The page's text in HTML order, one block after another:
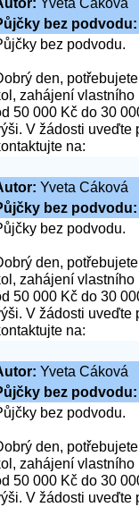
bez podvodu:
bez podvodu.
den,
zahájení
50 000 Kč do 30
V žádosti uveďte
na:
Yveta Cáková
bez podvodu:
bez podvodu.
den,
zahájení
50 000 Kč do 30
V žádosti uveďte
na:
Yveta Cáková
bez podvodu:
bez podvodu.
den,
zahájení
50 000 Kč do 30
V žádosti uveďte